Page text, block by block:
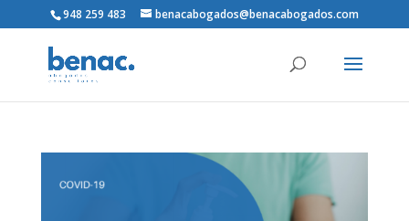
948 259 483 benacabogados@benacabogados.com